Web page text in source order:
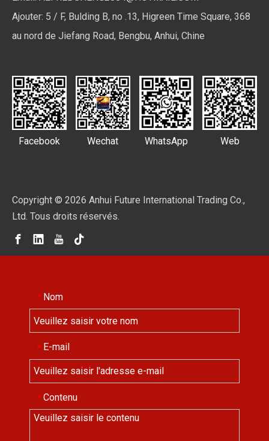
Ajouter: 5 / F, Bulding B, no .13, Higreen Time Square, 368
au nord de Jiefang Road, Bengbu, Anhui, Chine
Facebook Wechat WhatsApp Web
Copyright © 2026 Anhui Future International Trading Co.,
Ltd. Tous droits réservés.
* Nom
* E-mail
* Contenu